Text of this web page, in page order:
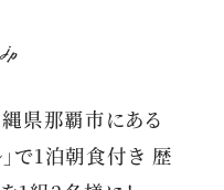
縄県那覇市にある
で1泊朝食付き 歴